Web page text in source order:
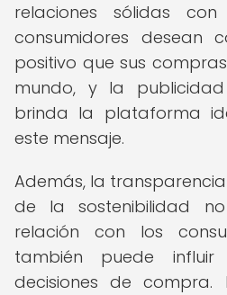
relaciones sólidas
consumidores desean
positivo que sus
mundo, y la
brinda la plataforma
este mensaje.
Además, la
de la sostenibilidad
relación con los
también puede
decisiones de compra.